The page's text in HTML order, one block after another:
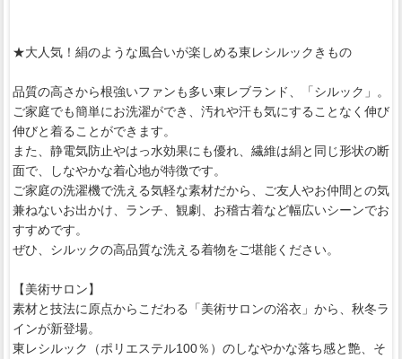
★大人気！絹のような風合いが楽しめる東レシルックきもの
品質の高さから根強いファンも多い東レブランド、「シルック」。
ご家庭でも簡単にお洗濯ができ、汚れや汗も気にすることなく伸び
伸びと着ることができます。
また、静電気防止やはっ水効果にも優れ、繊維は絹と同じ形状の断
面で、しなやかな着心地が特徴です。
ご家庭の洗濯機で洗える気軽な素材だから、ご友人やお仲間との気
兼ねないお出かけ、ランチ、観劇、お稽古着など幅広いシーンでお
すすめです。
ぜひ、シルックの高品質な洗える着物をご堪能ください。
【美術サロン】
素材と技法に原点からこだわる「美術サロンの浴衣」から、秋冬ラ
インが新登場。
東レシルック（ポリエステル100％）のしなやかな落ち感と艶、そ